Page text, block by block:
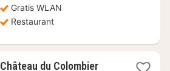
Gratis WLAN
Restaurant
Château du Colombier1